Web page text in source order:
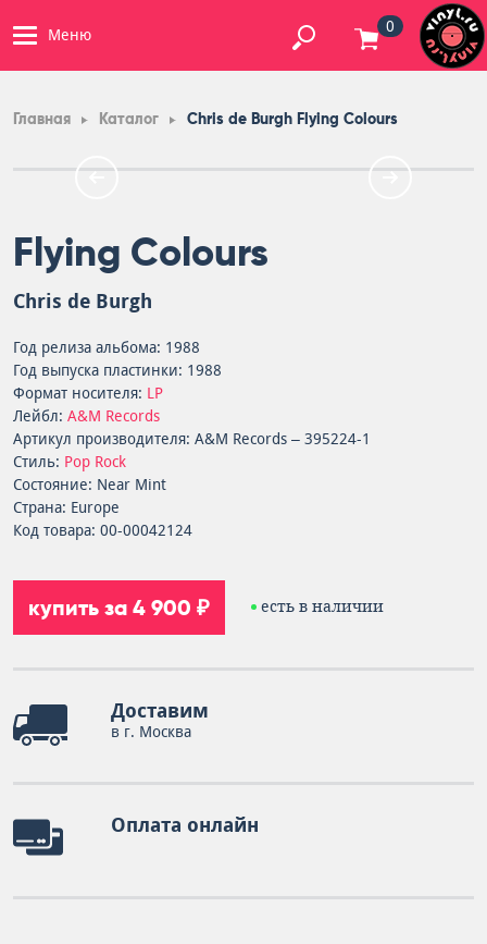
Меню 0
Главная Каталог Chris de Burgh Flying Colours
Flying Colours
Chris de Burgh
Год релиза альбома: 1988
Год выпуска пластинки: 1988
Формат носителя: LP
Лейбл: A&M Records
Артикул производителя: A&M Records – 395224-1
Стиль: Pop Rock
Состояние: Near Mint
Страна: Europe
Код товара: 00-00042124
купить за 4 900 ₽ есть в наличии
Доставим
в г. Москва
Оплата онлайн